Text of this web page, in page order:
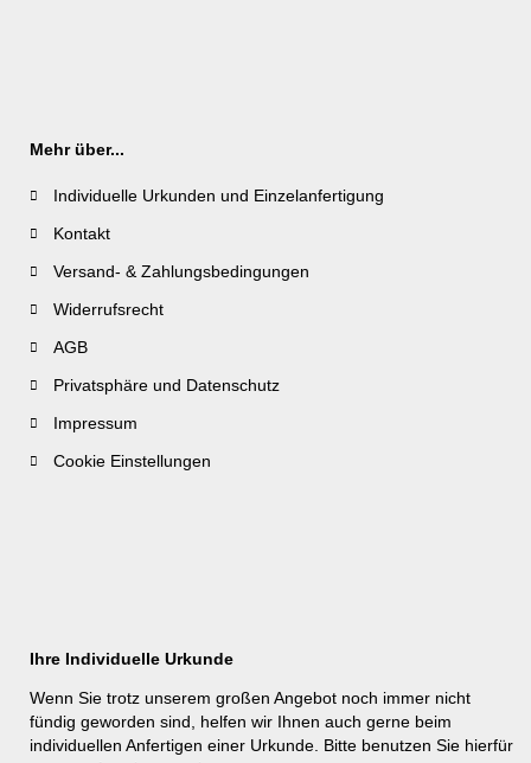
Mehr über...
Individuelle Urkunden und Einzelanfertigung
Kontakt
Versand- & Zahlungsbedingungen
Widerrufsrecht
AGB
Privatsphäre und Datenschutz
Impressum
Cookie Einstellungen
Ihre Individuelle Urkunde
Wenn Sie trotz unserem großen Angebot noch immer nicht
fündig geworden sind, helfen wir Ihnen auch gerne beim
individuellen Anfertigen einer Urkunde. Bitte benutzen Sie hierfür